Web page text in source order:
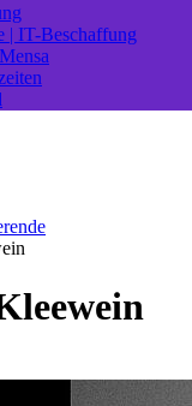
| IT-Beschaffung